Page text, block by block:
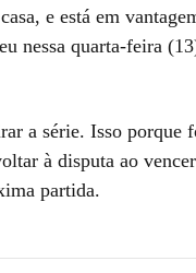
e está em
nessa quarta-feira
a série. Isso porque
à disputa ao
partida.